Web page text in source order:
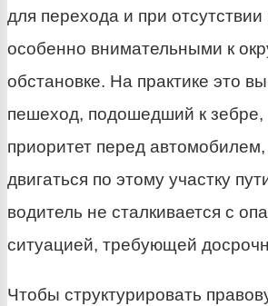
для перехода и при
особенно внимательными к
обстановке. На практике это
пешеход, подошедший к зебре,
приоритет перед
двигаться по этому участку
водитель не сталкивается с
ситуацией, требующей
Чтобы структурировать